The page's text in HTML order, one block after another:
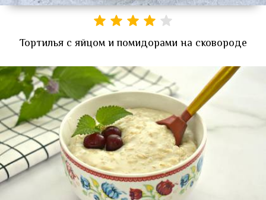
Тортилья с яйцом и помидорами на сковороде